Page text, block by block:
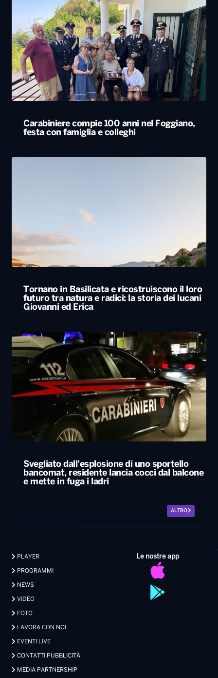
Carabiniere compie 100 anni nel Foggiano,
festa con famiglia e colleghi
Tornano in Basilicata e ricostruiscono il loro
futuro tra natura e radici: la storia dei lucani
Giovanni ed Erica
Svegliato dall’esplosione di uno sportello
bancomat, residente lancia cocci dal balcone
e mette in fuga i ladri
ALTRO
Le nostre app
PLAYER
PROGRAMMI
NEWS
VIDEO
FOTO
LAVORA CON NOI
EVENTI LIVE
CONTATTI PUBBLICITÀ
MEDIA PARTNERSHIP